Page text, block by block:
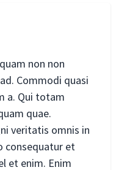
non non
Commodi quasi
a. Qui totam
quae.
veritatis omnis in
consequatur et
et enim. Enim